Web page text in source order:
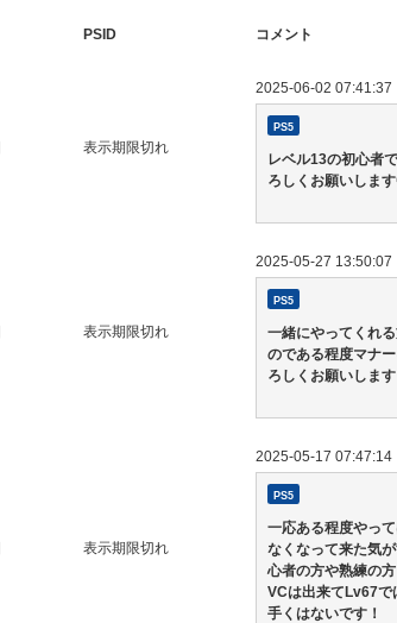
PSID コメント
表示期限切れ
2025-06-02 07:41:37
PS5
レベル13の初心者
ろしくお願いしま
表示期限切れ
2025-05-27 13:50:07
PS5
一緒にやってくれ
のである程度マナ
ろしくお願いします
表示期限切れ
2025-05-17 07:47:14
PS5
一応ある程度やっ
なくなって来た気
心者の方や熟練の
VCは出来てLv67で
手くはないです！